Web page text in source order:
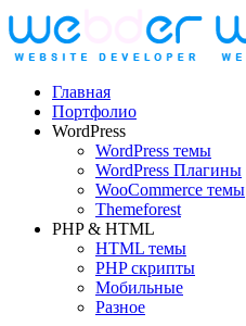
Главная
Портфолио
WordPress
WordPress темы
WordPress Плагины
WooCommerce темы
Themeforest
PHP & HTML
HTML темы
PHP скрипты
Мобильные
Разное